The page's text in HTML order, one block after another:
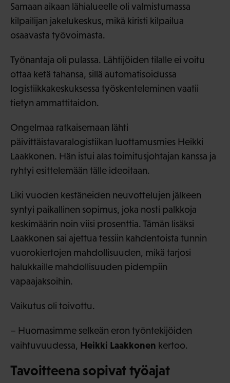
Samaan aikaan lähialueelle oli valmistumassa
kilpailijan jakelukeskus, mikä kiristi kilpailua
osaavasta työvoimasta.
Työnantaja oli pulassa. Lähtijöiden tilalle ei voitu
ottaa ketä tahansa, sillä automatisoidussa
logistiikkakeskuksessa työskenteleminen vaatii
tietyn ammattitaidon.
Ongelmaa ratkaisemaan lähti
päivittäistavaralogistiikan luottamusmies Heikki
Laakkonen. Hän istui alas toimitusjohtajan kanssa ja
ryhtyi esittelemään tälle ideoitaan.
Liki vuoden kestäneiden neuvottelujen jälkeen
syntyi paikallinen sopimus, joka nosti palkkoja
keskimäärin noin viisi prosenttia. Tämän lisäksi
Laakkonen sai ajettua tessiin kahdentoista tunnin
vuorokiertojen mahdollisuuden, mikä tarjosi
halukkaille mahdollisuuden pidempiin
vapaajaksoihin.
Vaikutus oli toivottu.
– Huomasimme selkeän eron työntekijöiden
vaihtuvuudessa, Heikki Laakkonen kertoo.
Tavoitteena sopivat työajat